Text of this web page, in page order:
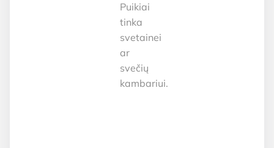
Puikiai
tinka
svetainei
ar
svečių
kambariui.